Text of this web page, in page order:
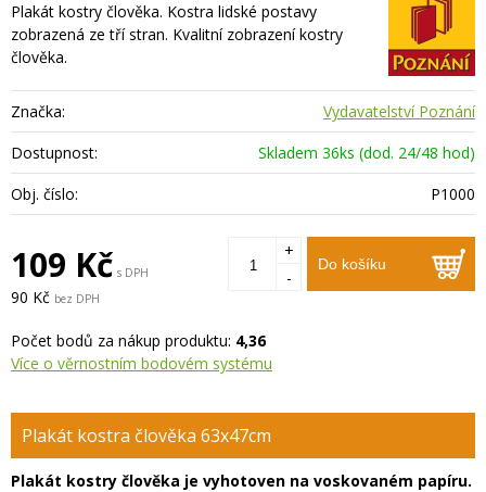
Plakát kostry člověka. Kostra lidské postavy
zobrazená ze tří stran. Kvalitní zobrazení kostry
člověka.
Značka:
Vydavatelství Poznání
Dostupnost:
Skladem 36ks (dod. 24/48 hod)
Obj. číslo:
P1000
109 Kč s DPH
90 Kč bez DPH
Do košíku
+
-
Počet bodů za nákup produktu: 4,36
Více o věrnostním bodovém systému
Plakát kostra člověka 63x47cm
Plakát kostry člověka je vyhotoven na voskovaném papíru.